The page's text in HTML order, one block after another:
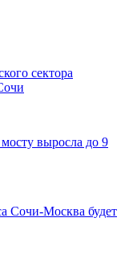
сектора
выросла до 9
Сочи-Москва будет